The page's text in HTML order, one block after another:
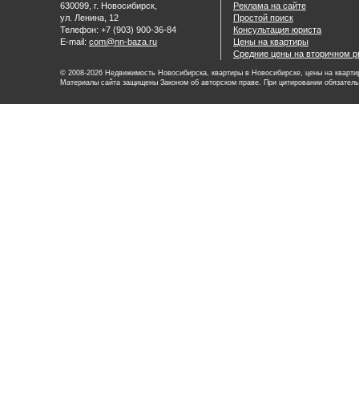
630099, г. Новосибирск,
ул. Ленина, 12
Телефон: +7 (903) 900-36-84
E-mail: com@nn-baza.ru
Реклама на сайте
Простой поиск
Консультация юриста
Цены на квартиры
Средние цены на вторичном
© 2008-2026 Недвижимость Новосибирска, квартиры в Новосибирске, цены на
Материалы сайта защищены Законом об авторском праве. При цитировании